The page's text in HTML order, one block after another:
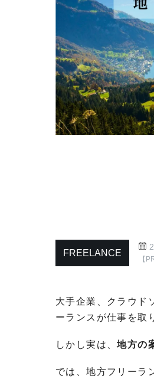
FREELANCE
【
大手企業、クラウド
ーランスが仕事を取
しかし実は、地方の
では、地方フリーラ